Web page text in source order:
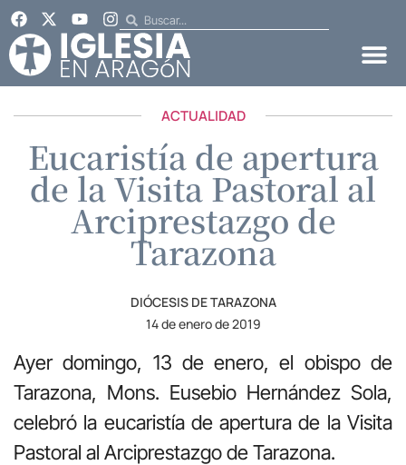
ACTUALIDAD
Eucaristía de apertura
de la Visita Pastoral al
Arciprestazgo de
Tarazona
DIÓCESIS DE TARAZONA
14 de enero de 2019
Ayer domingo, 13 de enero, el obispo de
Tarazona, Mons. Eusebio Hernández Sola,
celebró la eucaristía de apertura de la Visita
Pastoral al Arciprestazgo de Tarazona.